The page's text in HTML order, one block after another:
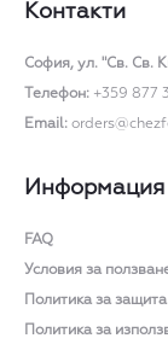
Контакти
София, ул. "Св. Св.
Телефон: +359 877
Email:
Информация
FAQ
Условия за
Политика за
Политика за